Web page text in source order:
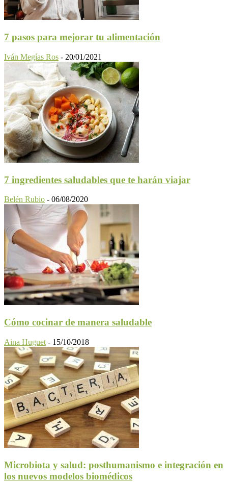
7 pasos para mejorar tu alimentación
Iván Megías Ros - 20/01/2021
7 ingredientes saludables que te harán viajar
Belén Rubio - 06/08/2020
Cómo cocinar de manera saludable
Aina Huguet - 15/10/2018
Microbiota y salud: posthumanismo e integración en
los nuevos modelos biomédicos